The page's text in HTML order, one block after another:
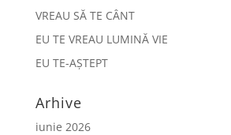
VREAU SĂ TE CÂNT
EU TE VREAU LUMINĂ VIE
EU TE-AȘTEPT
Arhive
iunie 2026